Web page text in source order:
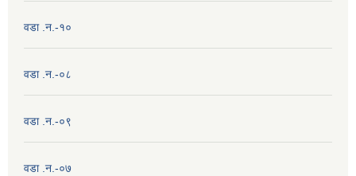
वडा .न.-१०
वडा .न.-०८
वडा .न.-०९
वडा .न.-०७